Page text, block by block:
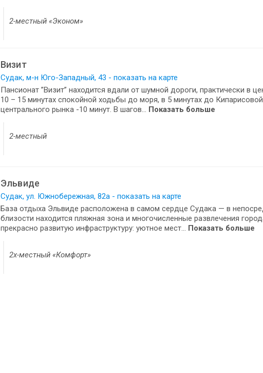
2-местный «Эконом»
Визит
Судак, м-н Юго-Западный, 43 - показать на карте
Пансионат ”Визит” находится вдали от шумной дороги, практически в
10 – 15 минутах спокойной ходьбы до моря, в 5 минутах до
центрального рынка -10 минут. В шагов... Показать больше
2-местный
Эльвиде
Судак, ул. Южнобережная, 82а - показать на карте
База отдыха Эльвиде расположена в самом сердце Судака — в
близости находится пляжная зона и многочисленные развлечения
прекрасно развитую инфраструктуру: уютное мест... Показать больше
2х-местный «Комфорт»